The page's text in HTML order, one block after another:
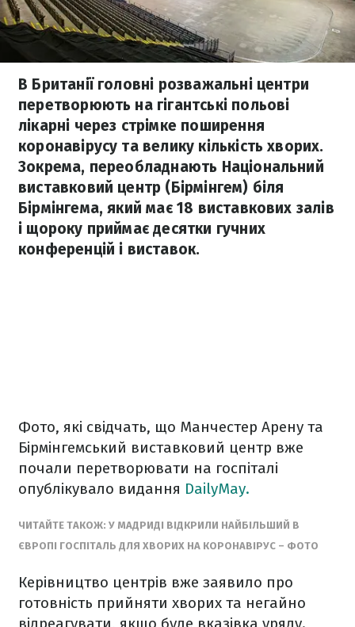
В Британії головні розважальні центри
перетворюють на гігантські польові
лікарні через стрімке поширення
коронавірусу та велику кількість хворих.
Зокрема, переобладнають Національний
виставковий центр (Бірмінгем) біля
Бірмінгема, який має 18 виставкових залів
і щороку приймає десятки гучних
конференцій і виставок.
Фото, які свідчать, що Манчестер Арену та
Бірмінгемський виставковий центр вже
почали перетворювати на госпіталі
опублікувало видання DailyMay.
ЧИТАЙТЕ ТАКОЖ: У МАДРИДІ ВІДКРИЛИ НАЙБІЛЬШИЙ В
ЄВРОПІ ГОСПІТАЛЬ ДЛЯ ХВОРИХ НА КОРОНАВІРУС – ФОТО
Керівництво центрів вже заявило про
готовність прийняти хворих та негайно